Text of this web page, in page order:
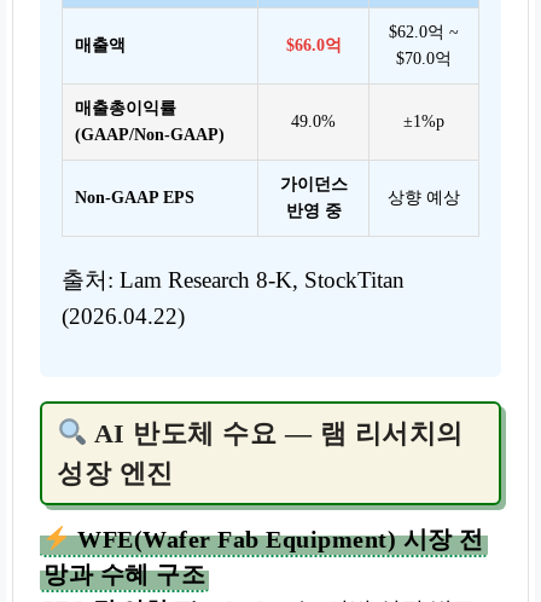
매출액 $66.0억
$62.0억 ~
$70.0억
매출총이익률
(GAAP/Non-GAAP)
49.0% ±1%p
Non-GAAP EPS
가이던스
반영 중
상향 예상
출처: Lam Research 8-K, StockTitan
(2026.04.22)
AI 반도체 수요 — 램 리서치의
성장 엔진
WFE(Wafer Fab Equipment) 시장 전
망과 수혜 구조